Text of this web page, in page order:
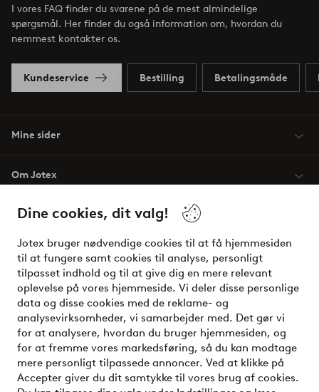
Dine cookies, dit valg!
Jotex bruger nødvendige cookies til at få hjemmesiden
til at fungere samt cookies til analyse, personligt
tilpasset indhold og til at give dig en mere relevant
oplevelse på vores hjemmeside. Vi deler disse personlige
data og disse cookies med de reklame- og
analysevirksomheder, vi samarbejder med. Det gør vi
for at analysere, hvordan du bruger hjemmesiden, og
for at fremme vores markedsføring, så du kan modtage
mere personligt tilpassede annoncer. Ved at klikke på
Accepter giver du dit samtykke til vores brug af cookies.
I vores FAQ finder du svarene på de mest almindelige
spørgsmål. Her finder du også information om, hvordan du
nemmest kontakter os.
Kundeservice Bestilling Betalingsmåde
Mine sider
Om Jotex
Vilkår
Venner
Sikre betalinger - betal nu eller del op
Vil du vide mere om vores betalingsmuligheder?
elpy